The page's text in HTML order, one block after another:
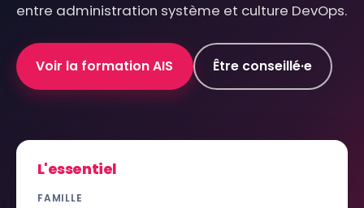
entre administration système et culture DevOps.
Voir la formation AIS Être conseillé·e
L'essentiel
FAMILLE